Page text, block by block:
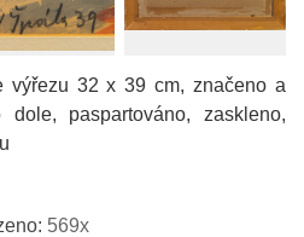
výřezu 32 x 39 cm, značeno a
paspartováno, zaskleno,
569x